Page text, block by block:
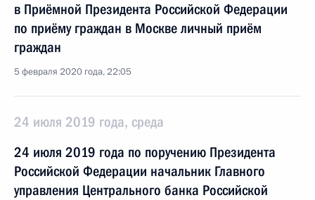
в Приёмной Президента Российской Федерации
по приёму граждан в Москве личный приём
граждан
5 февраля 2020 года, 22:05
24 июля 2019 года, среда
24 июля 2019 года по поручению Президента
Российской Федерации начальник Главного
управления Центрального банка Российской